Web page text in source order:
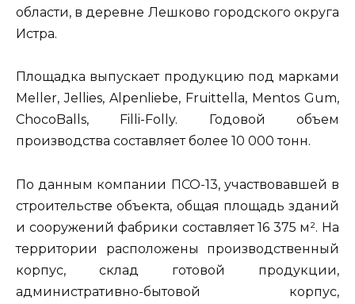
области, в деревне Лешково городского округа
Истра.
Площадка выпускает продукцию под марками
Meller, Jellies, Alpenliebe, Fruittella, Mentos Gum,
ChocoBalls, Filli-Folly. Годовой объем
производства составляет более 10 000 тонн.
По данным компании ПСО-13, участвовавшей в
строительстве объекта, общая площадь зданий
и сооружений фабрики составляет 16 375 м². На
территории расположены производственный
корпус, склад готовой продукции,
административно-бытовой корпус,